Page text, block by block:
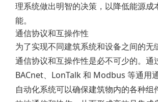
理系统做出明智的决策，以降低能源成
能。
通信协议和互操作性
为了实现不同建筑系统和设备之间的无
通信协议和互操作性是必不可少的。通
BACnet、LonTalk 和 Modbus 等通用
自动化系统可以确保建筑物内的各种组